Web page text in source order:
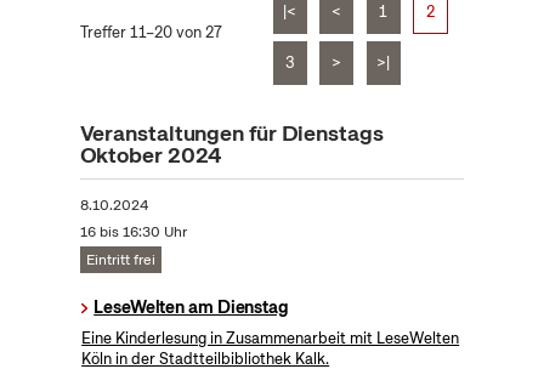
Treffer 11–20 von 27
|< < 1 2
3 > >|
Veranstaltungen für Dienstags
Oktober 2024
8.10.2024
16 bis 16:30 Uhr
Eintritt frei
LeseWelten am Dienstag
Eine Kinderlesung in Zusammenarbeit mit LeseWelten
Köln in der Stadtteilbibliothek Kalk.